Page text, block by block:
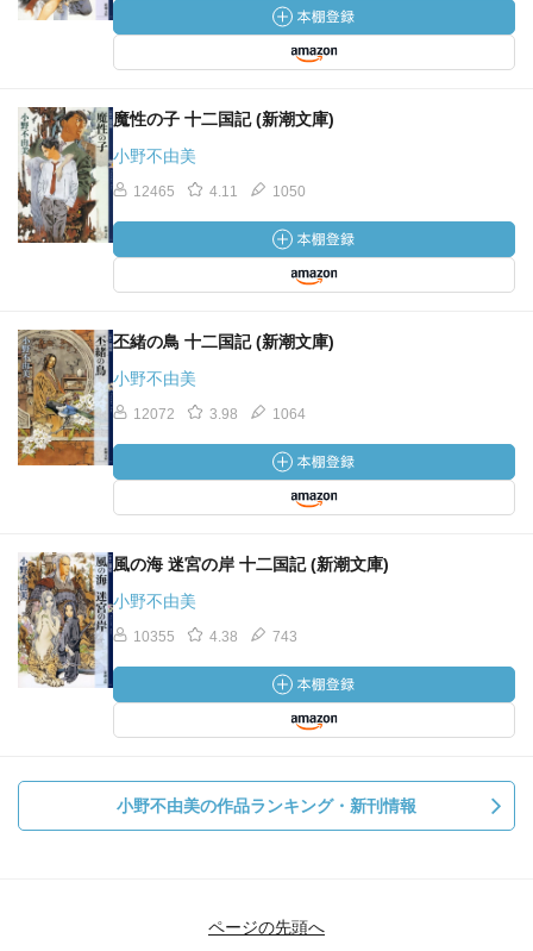
魔性の子 十二国記 (新潮文庫)
小野不由美
12465 4.11 1050
丕緒の鳥 十二国記 (新潮文庫)
小野不由美
12072 3.98 1064
風の海 迷宮の岸 十二国記 (新潮文庫)
小野不由美
10355 4.38 743
小野不由美の作品ランキング・新刊情報
ページの先頭へ